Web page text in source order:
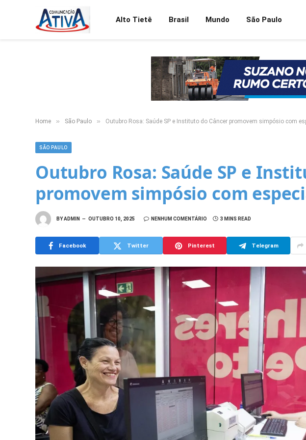
Alto Tietê Brasil Mundo São Paulo
Home » São Paulo » Outubro Rosa: Saúde SP e Instituto do Câncer promovem simpósio com
SÃO PAULO
Outubro Rosa: Saúde SP e
promovem simpósio com
BYADMIN OUTUBRO 10, 2025 NENHUM COMENTÁRIO 3 MINS READ
Facebook Twitter Pinterest Telegram